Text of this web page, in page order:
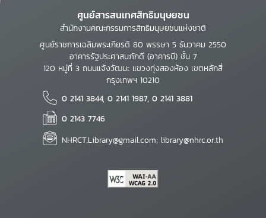
ศูนย์สารสนเทศสิทธิมนุษยชน
สำนักงานคณะกรรมการสิทธิมนุษยชนแห่งชาติ
ศูนย์ราชการเฉลิมพระเกียรติ 80 พรรษา 5 ธันวาคม 2550
อาคารรัฐประศาสนภักดี (อาคารบี) ชั้น 7
120 หมู่ที่ 3 ถนนแจ้งวัฒนะ แขวงทุ่งสองห้อง เขตหลักสี่
กรุงเทพฯ 10210
0 2141 3844, 0 2141 1987, 0 2141 3881
0 2143 7746
NHRCT.Library@gmail.com; library@nhrc.or.th